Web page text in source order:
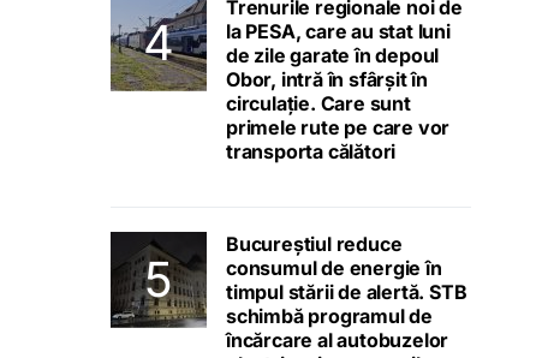
Trenurile regionale noi de
la PESA, care au stat luni
de zile garate în depoul
Obor, intră în sfârșit în
circulație. Care sunt
primele rute pe care vor
transporta călători
Bucureștiul reduce
consumul de energie în
timpul stării de alertă. STB
schimbă programul de
încărcare al autobuzelor